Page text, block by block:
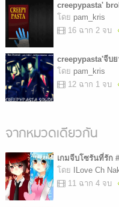
creepypasta'
โดย pam_kris
16 ฉาก 2 จบ
creepypasta'จีบ
โดย pam_kris
12 ฉาก 1 จบ
จากหมวดเดียวกัน
เกมจีบโซรันที่รัก
โดย
ILove Ch
11 ฉาก 4 จบ